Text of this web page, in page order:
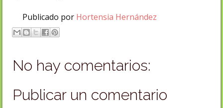
Publicado por Hortensia Hernández
No hay comentarios:
Publicar un comentario